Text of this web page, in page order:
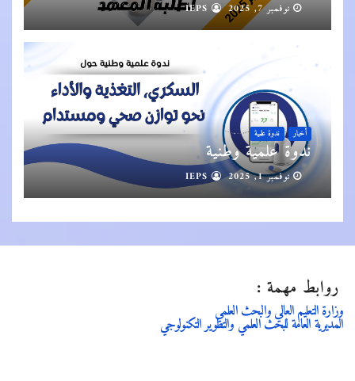
نوفمبر 7, 2025
أخبار ندوة علمية
ندوة علمية وطنية
نوفمبر 1, 2025
روابط مهمة :
وزارة التعليم العالي والبحث العلمي
المديرية العامة للبحث العلمي والتطوير التكنولوجي